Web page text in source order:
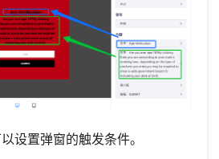
设置弹窗的触发条件。